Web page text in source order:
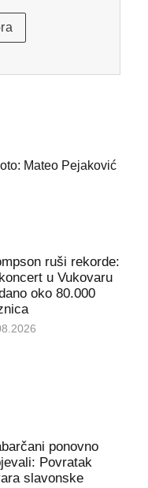
ruši rekorde:
u Vukovaru
oko 80.000
ponovno
Povratak
slavonske